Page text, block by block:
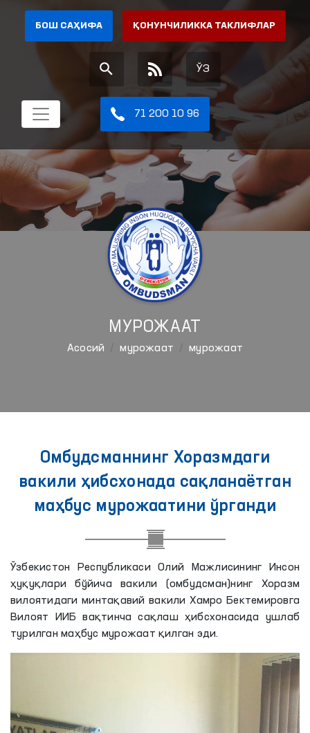
БОШ САҲИФА ҚОНУНЧИЛИККА ТАКЛИФЛАР
ЎЗ
71 200 10 96
МУРОЖААТ
Aсосий мурожаат мурожаат
Омбудсманнинг Хоразмдаги
вакили ҳибсхонада сақланаётган
маҳбус мурожаатини ўрганди
Ўзбекистон Республикаси Олий Мажлисининг Инсон
ҳуқуқлари бўйича вакили (омбудсман)нинг Хоразм
вилоятидаги минтақавий вакили Хамро Бектемировга
Вилоят ИИБ вақтинча сақлаш ҳибсхонасида ушлаб
турилган маҳбус мурожаат қилган эди.